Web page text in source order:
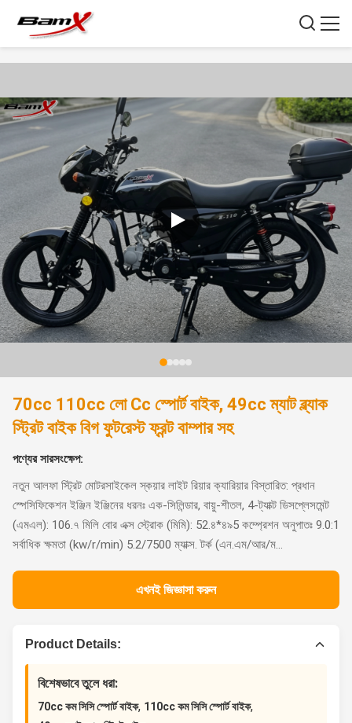
70cc 110cc লো Cc স্পোর্ট বাইক, 49cc ম্যাট ব্ল্যাক
স্ট্রিট বাইক বিগ ফুটরেস্ট ফ্রন্ট বাম্পার সহ
পণ্যের সারসংক্ষেপ:
নতুন আলফা স্ট্রিট মোটরসাইকেল স্কয়ার লাইট রিয়ার ক্যারিয়ার বিস্তারিত: প্রধান
স্পেসিফিকেশন ইঞ্জিন ইঞ্জিনের ধরনঃ এক-সিলিন্ডার, বায়ু-শীতল, 4-ট্যাক্ট ডিসপ্লেসমেন্ট
(এমএল): 106.৭ মিলি বোর এক্স স্ট্রোক (মিমি): 52.৪*৪৯5 কম্প্রেশন অনুপাতঃ 9.0:1
সর্বাধিক ক্ষমতা (kw/r/min) 5.2/7500 ম্যাক্স. টর্ক (এন.এম/আর/ম...
এখনই জিজ্ঞাসা করুন
Product Details:
বিশেষভাবে তুলে ধরা:
70cc কম সিসি স্পোর্ট বাইক, 110cc কম সিসি স্পোর্ট বাইক,